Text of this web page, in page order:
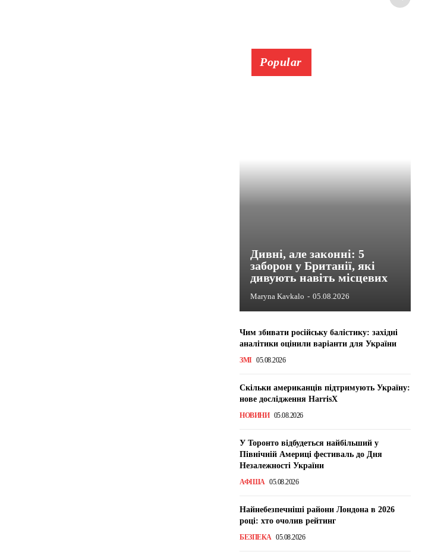
Popular
Дивні, але законні: 5
заборон у Британії, які
дивують навіть місцевих
Maryna Kavkalo - 05.08.2026
Чим збивати російську балістику: західні
аналітики оцінили варіанти для України
ЗМІ 05.08.2026
Скільки американців підтримують Україну:
нове дослідження HarrisX
НОВИНИ 05.08.2026
У Торонто відбудеться найбільший у
Північній Америці фестиваль до Дня
Незалежності України
АФІША 05.08.2026
Найнебезпечніші райони Лондона в 2026
році: хто очолив рейтинг
БЕЗПЕКА 05.08.2026